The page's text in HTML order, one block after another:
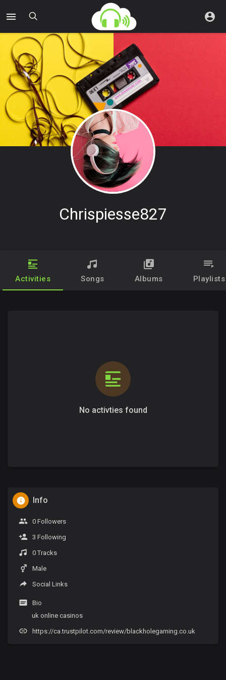
Chrispiesse827
Activities Songs Albums Playlists
No activties found
Info
0 Followers
3 Following
0 Tracks
Male
Social Links
Bio
uk online casinos
https://ca.trustpilot.com/review/blackholegaming.co.uk